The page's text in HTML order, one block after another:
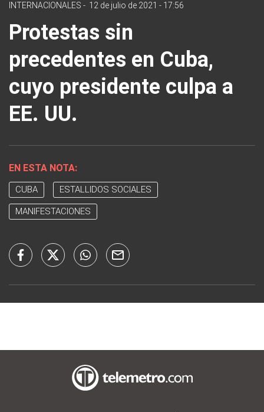
INTERNACIONALES - 12 de julio de 2021 - 17:56
Protestas sin
precedentes en Cuba,
cuyo presidente culpa a
EE. UU.
EN ESTA NOTA:
CUBA ESTALLIDOS SOCIALES
MANIFESTACIONES